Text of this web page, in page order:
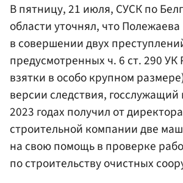
В пятницу, 21 июля, СУСК по
области уточнял, что
в совершении двух
предусмотренных ч. 6 ст. 290
взятки в особо крупном
версии следствия, госслужащий
2023 годах получил от
строительной компании две
на свою помощь в проверке
по строительству очистных